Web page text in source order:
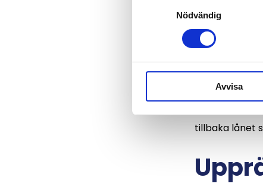
Nödvändig
Avvisa
Även om du
planlägga en
tillbaka lånet